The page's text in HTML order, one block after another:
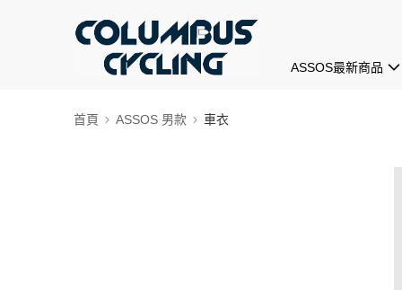
ASSOS最新商品
首頁 ASSOS 男款 車衣